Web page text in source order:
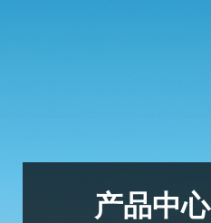
产品中心